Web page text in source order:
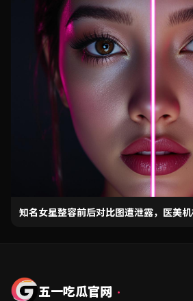
知名女星整容前后对比图遭泄露，医美
五一吃瓜官网 ·